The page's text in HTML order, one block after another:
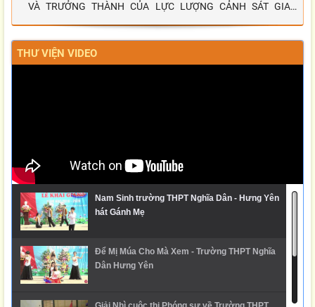
VÀ TRƯỞNG THÀNH CỦA LỰC LƯỢNG CẢNH SÁT GIAO
THƯ VIỆN VIDEO
Nam Sinh trường THPT Nghĩa Dân - Hưng Yên
hát Gánh Mẹ
Để Mị Múa Cho Mà Xem - Trường THPT Nghĩa
Dân Hưng Yên